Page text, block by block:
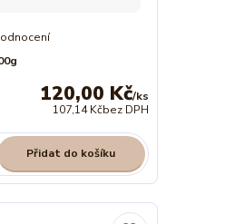
120,00 Kč/ks
107,14 Kčbez DPH
Přidat do košíku